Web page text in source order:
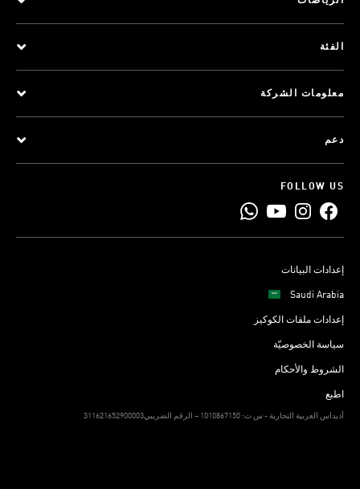
الفئة
معلومات الشركة
دعم
FOLLOW US
إعدادات البيانات
Saudi Arabia
إعدادات ملفات الكوكيز
سياسة الخصوصيّة
الشروط والأحكام
اطبع
311621652900003أديداس العربية التجارية - س ت: 1010867150 – الرقم الضريبي